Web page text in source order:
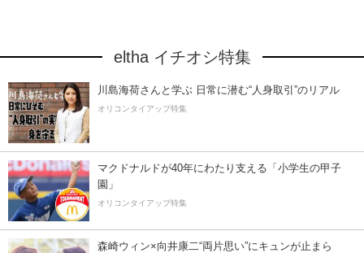
eltha イチオシ特集
川島海荷さんと学ぶ 日常に潜む“人身取引”のリアル
オリコンタイアップ特集
マクドナルドが40年にわたり支える「小学生の甲子
園」
オリコンタイアップ特集
森崎ウィン×向井康二“両片思い”にキュンが止まら